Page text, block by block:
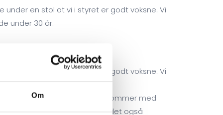
Om
under en stol at vi i styret er godt voksne. Vi
under 30 år.
under en stol at vi i styret er godt voksne. Vi
under 30 år.
det, så legger vi det ut og kommer med
sakene som vi har. I år er det også